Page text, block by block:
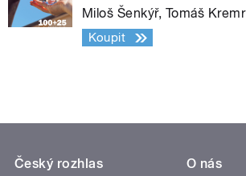
Miloš Šenkýř, Tomáš Kremr
Koupit
Český rozhlas
O nás